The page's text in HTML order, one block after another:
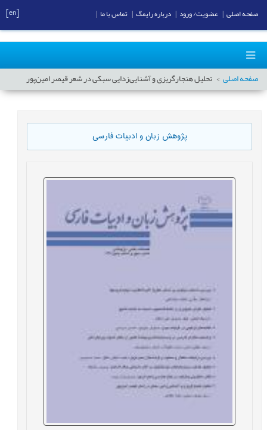
صفحه اصلی تحلیل هنجار‌گریزی و آشنایی‌زدایی سبکی در شعر قیصر امین‌پور
پژوهش زبان و ادبیات فارسی
صفحه اصلی عضویت/ ورود درباره رایمگ تماس با ما